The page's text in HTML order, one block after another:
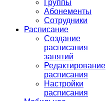
Группы
Абонементы
Сотрудники
Расписание
Создание
расписания
занятий
Редактирование
расписания
Настройки
расписания